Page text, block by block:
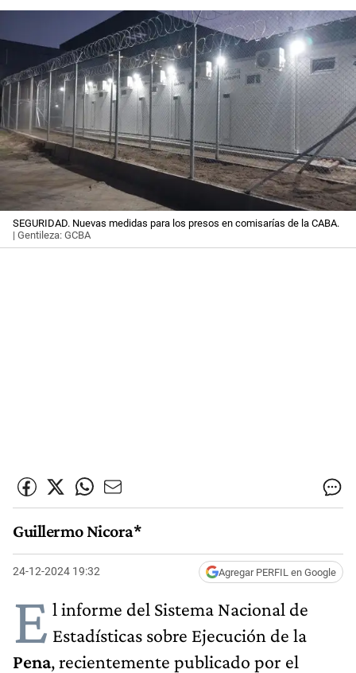
SEGURIDAD. Nuevas medidas para los presos en comisarías de la CABA.
| Gentileza: GCBA
Guillermo Nicora*
24-12-2024 19:32 Agregar PERFIL en Google
E l informe del Sistema Nacional de
Estadísticas sobre Ejecución de la
Pena, recientemente publicado por el